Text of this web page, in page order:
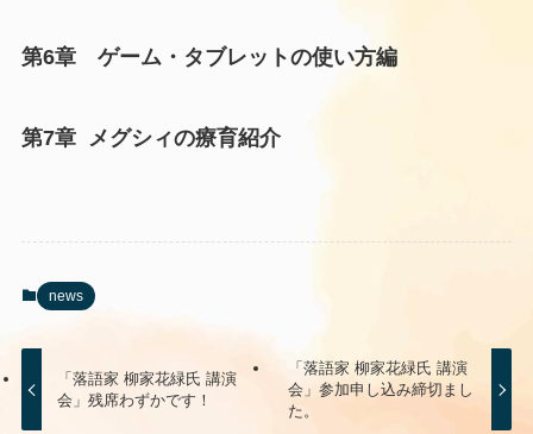
第6章 ゲーム・タブレットの使い方編
第7章 メグシィの療育紹介
news
「落語家 柳家花緑氏 講演
会」残席わずかです！
「落語家 柳家花緑氏 講演
会」参加申し込み締切まし
た。